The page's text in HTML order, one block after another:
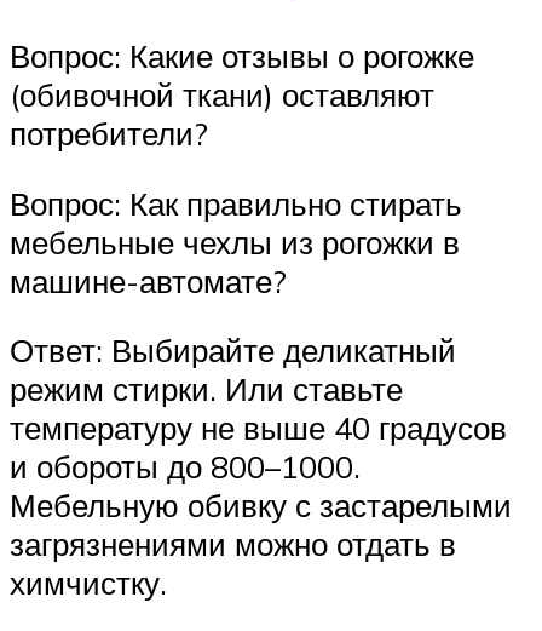
Вопрос: Какие отзывы о рогожке
(обивочной ткани) оставляют
потребители?
Вопрос: Как правильно стирать
мебельные чехлы из рогожки в
машине-автомате?
Ответ: Выбирайте деликатный
режим стирки. Или ставьте
температуру не выше 40 градусов
и обороты до 800–1000.
Мебельную обивку с застарелыми
загрязнениями можно отдать в
химчистку.